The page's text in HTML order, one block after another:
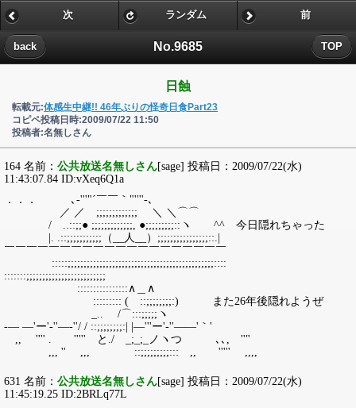
No.9685
back TOP
次 ランダム 前
日蝕
転載元:体感生中継!! 46年ぶりの怪奇日食Part23
コピペ投稿日時:2009/07/22 11:50
投稿者:名無しさん
164 名前： 公共放送名無しさん[sage] 投稿日：2009/07/22(水)
11:43:07.84 ID:vXeq6Q1a
．．． ､-'''"´￣￣｀"''''-､
／ ／ ;;;;;;;;;;;;; ＼ ＼⌒⌒
/ ..::;;● ;;;;;;;;;;;;;, ●;;;;;;;;;::ヽ ^^ 今日隠れちゃった
|. .::;;;;;;;;;;;（__人__）;;;;;;;;;;;;;;;;::.|
￣￣￣￣￣￣￣￣￣￣￣￣￣￣￣￣￣￣￣￣
:::::;;;;;;;;;;;;;;;;;;;;;;;;;;;;;;;;;;;;;;;;;;;;;;::::
:::::::;;;;;;;;;;;;;;;;;;;;;;;;;
::::::::::::::::∧＿∧
::::::::: ( ::;;;;;;;;:) また26年後隠れようぜ
_.. /⌒:::;;;;;ヽ
-― ―'ー'-''―-''/ / ::;;;;;;;;:| |―'''ー'-''――'｀'
,, '''' . ''''' と./ゝ_;_;_ノヽつ ､､, ''"
,,, '' ,,, ::;;;;;;;;;::: ,, ''''' ,,,,
631 名前： 公共放送名無しさん[sage] 投稿日：2009/07/22(水)
11:45:19.25 ID:2BRLq77L